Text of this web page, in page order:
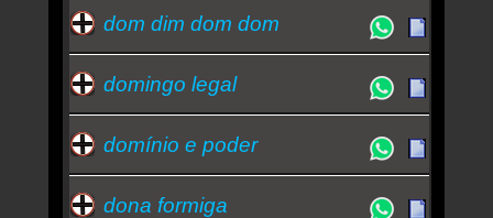
dom dim dom dom
domingo legal
domínio e poder
dona formiga